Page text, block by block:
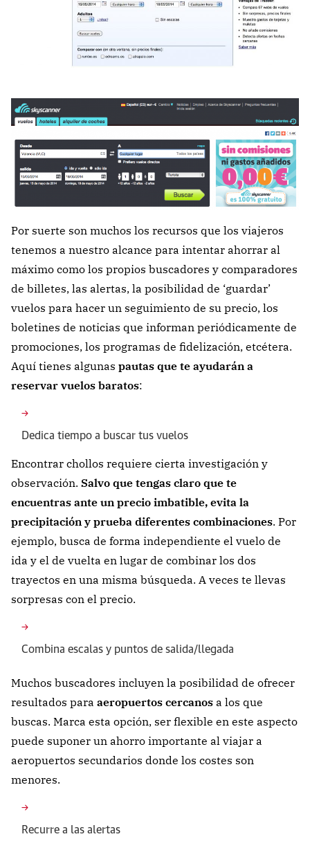
Por suerte son muchos los recursos que los viajeros
tenemos a nuestro alcance para intentar ahorrar al
máximo como los propios buscadores y comparadores
de billetes, las alertas, la posibilidad de ‘guardar’
vuelos para hacer un seguimiento de su precio, los
boletines de noticias que informan periódicamente de
promociones, los programas de fidelización, etcétera.
Aquí tienes algunas pautas que te ayudarán a
reservar vuelos baratos:
Dedica tiempo a buscar tus vuelos
Encontrar chollos requiere cierta investigación y
observación. Salvo que tengas claro que te
encuentras ante un precio imbatible, evita la
precipitación y prueba diferentes combinaciones. Por
ejemplo, busca de forma independiente el vuelo de
ida y el de vuelta en lugar de combinar los dos
trayectos en una misma búsqueda. A veces te llevas
sorpresas con el precio.
Combina escalas y puntos de salida/llegada
Muchos buscadores incluyen la posibilidad de ofrecer
resultados para aeropuertos cercanos a los que
buscas. Marca esta opción, ser flexible en este aspecto
puede suponer un ahorro importante al viajar a
aeropuertos secundarios donde los costes son
menores.
Recurre a las alertas